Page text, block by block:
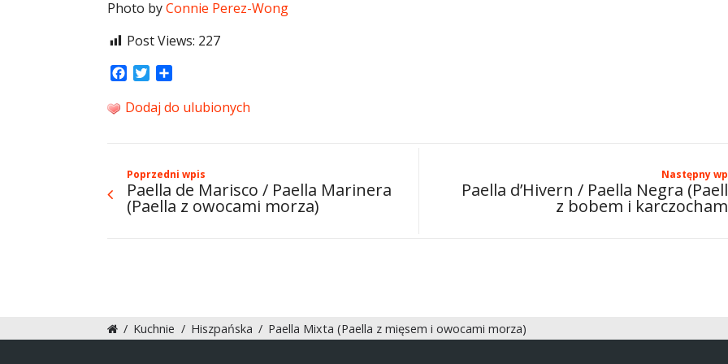
Photo byConnie Perez-Wong
Post Views: 227
Facebook
Twitter
Dodaj do ulubionych
Poprzedni wpis
Paella de Marisco / Paella Marinera
(Paella z owocami morza)
Następny
Paella d’Hivern / Paella Negra
z bobem i
/ Kuchnie / Hiszpańska / Paella Mixta (Paella z mięsem i owocami morza)